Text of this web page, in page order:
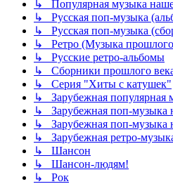
↳ Популярная музыка
↳ Русская поп-музыка
↳ Русская поп-музыка
↳ Ретро (Музыка прошлого
↳ Русские ретро-альбомы
↳ Сборники прошлого
↳ Серия "Хиты с катушек"
↳ Зарубежная популярная
↳ Зарубежная поп-музыка
↳ Зарубежная поп-музыка
↳ Зарубежная ретро-
↳ Шансон
↳ Шансон-людям!
↳ Рок